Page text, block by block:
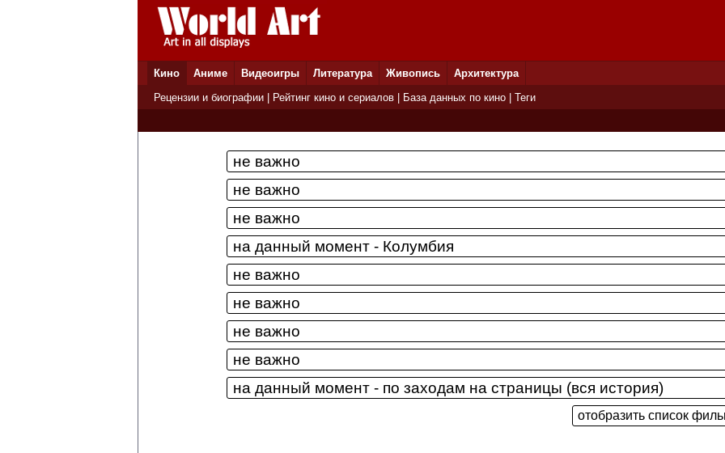
Кино Аниме Видеоигры Литература Живопись Архитектура
Рецензии и биографии
Рейтинг кино и сериалов База данных по кино
Теги